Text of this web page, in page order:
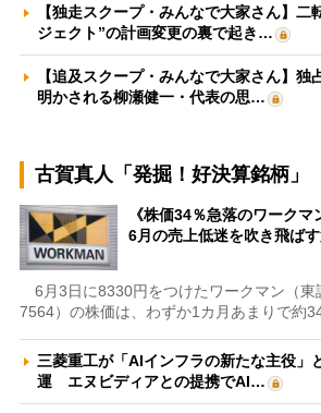
【独走スクープ・みんなで大家さん】二
ジェクト”の計画変更の裏で起き…
【追及スクープ・みんなで大家さん】独
明かされる柳瀬健一・代表の思…
古賀真人「発掘！好決算銘柄」
《株価34％急落のワークマ
6月の売上低迷を吹き飛ば
6月3日に8330円をつけたワークマン（東
7564）の株価は、わずか1カ月あまりで約
三菱重工が「AIインフラの新たな主役」
運 エヌビディアとの提携でAI…